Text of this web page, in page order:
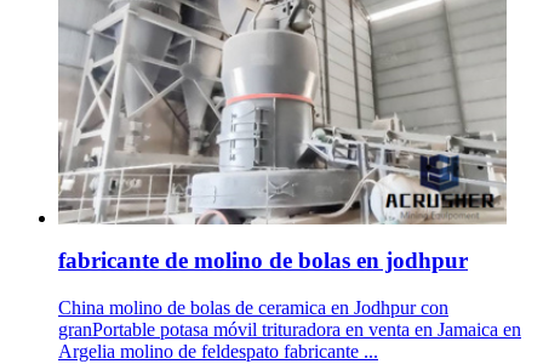
fabricante de molino de bolas en jodhpur
China molino de bolas de ceramica en Jodhpur con
granPortable potasa móvil trituradora en venta en Jamaica en
Argelia molino de feldespato fabricante ...